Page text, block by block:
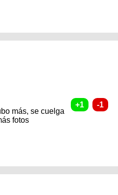
más, se cuelga
fotos